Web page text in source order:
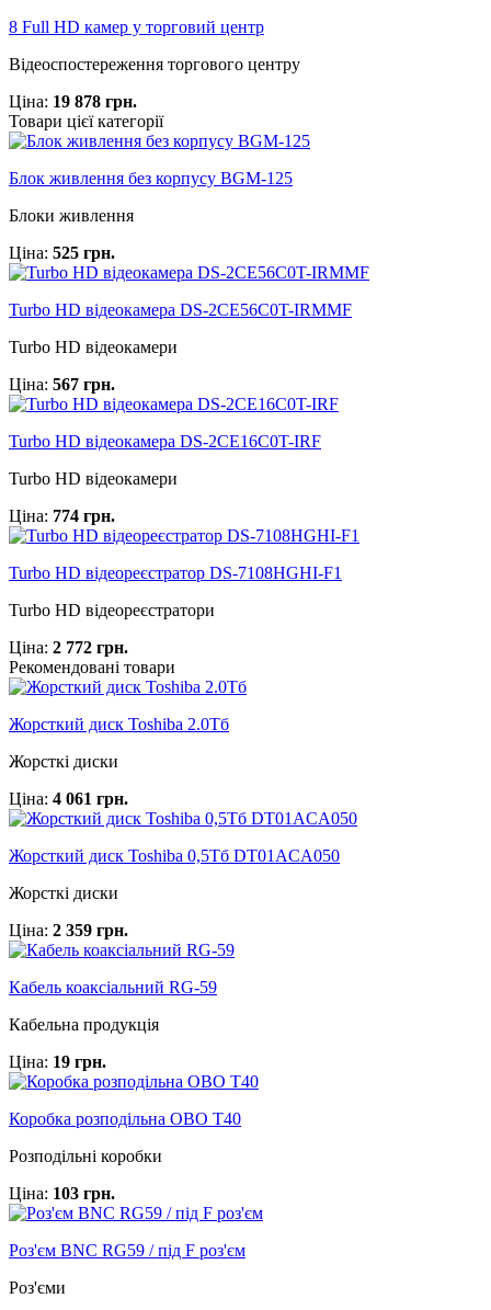
8 Full HD камер у торговий центр
Відеоспостереження торгового центру
Ціна: 19 878 грн.
Товари цієї категорії
Блок живлення без корпусу BGM-125
Блоки живлення
Ціна: 525 грн.
Turbo HD відеокамера DS-2CE56C0T-IRMMF
Turbo HD відеокамери
Ціна: 567 грн.
Turbo HD відеокамера DS-2CE16C0T-IRF
Turbo HD відеокамери
Ціна: 774 грн.
Turbo HD відеореєстратор DS-7108HGHI-F1
Turbo HD відеореєстратори
Ціна: 2 772 грн.
Рекомендовані товари
Жорсткий диск Toshiba 2.0Тб
Жорсткі диски
Ціна: 4 061 грн.
Жорсткий диск Toshiba 0,5Тб DT01ACA050
Жорсткі диски
Ціна: 2 359 грн.
Кабель коаксіальний RG-59
Кабельна продукція
Ціна: 19 грн.
Коробка розподільна OBO T40
Розподільні коробки
Ціна: 103 грн.
Роз'єм BNC RG59 / під F роз'єм
Роз'єми